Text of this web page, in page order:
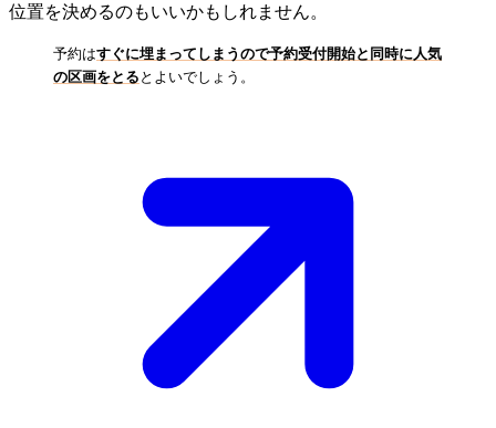
位置を決めるのもいいかもしれません。
予約はすぐに埋まってしまうので予約受付開始と同時に人気
の区画をとる とよいでしょう。